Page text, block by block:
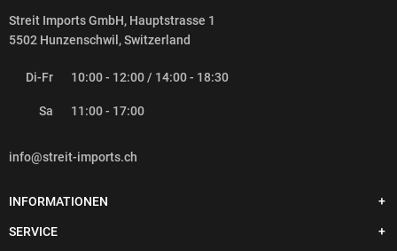
Streit Imports GmbH, Hauptstrasse 1
5502 Hunzenschwil, Switzerland
Di-Fr 10:00 - 12:00 / 14:00 - 18:30
Sa 11:00 - 17:00
info@streit-imports.ch
INFORMATIONEN
SERVICE